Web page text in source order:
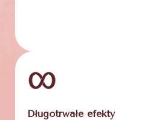
Długotrwałe efekty